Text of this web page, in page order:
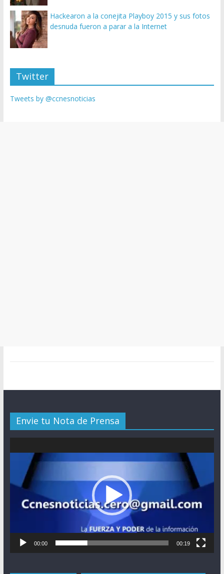
Hackearon a la conejita Playboy 2015 y sus fotos
desnuda fueron a parar a la Internet
Twitter
Tweets by @ccnesnoticias
Envie tu Nota de Prensa
de
00:00 00:19